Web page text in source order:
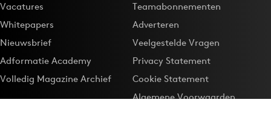
Vacatures
Whitepapers
Nieuwsbrief
Adformatie Academy
Volledig Magazine Archief
Teamabonnementen
Adverteren
Veelgestelde Vragen
Privacy Statement
Cookie Statement
Algemene Voorwaarden